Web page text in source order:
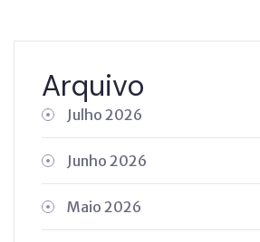
Arquivo
Julho 2026
Junho 2026
Maio 2026